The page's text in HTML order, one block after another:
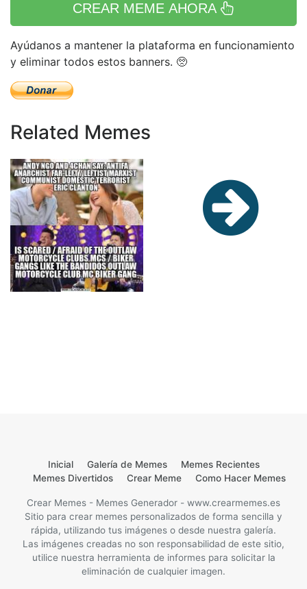
CREAR MEME AHORA
Ayúdanos a mantener la plataforma en funcionamiento
y eliminar todos estos banners. 🥺
Related Memes
Inicial Galería de Memes
Memes Recientes
Memes Divertidos
Crear Meme Como Hacer Memes
Crear Memes - Memes Generador - www.crearmemes.es
Sitio para crear memes personalizados de forma sencilla y
rápida, utilizando tus imágenes o desde nuestra galería.
Las imágenes creadas no son responsabilidad de este sitio,
utilice nuestra herramienta de informes para solicitar la
eliminación de cualquier imagen.